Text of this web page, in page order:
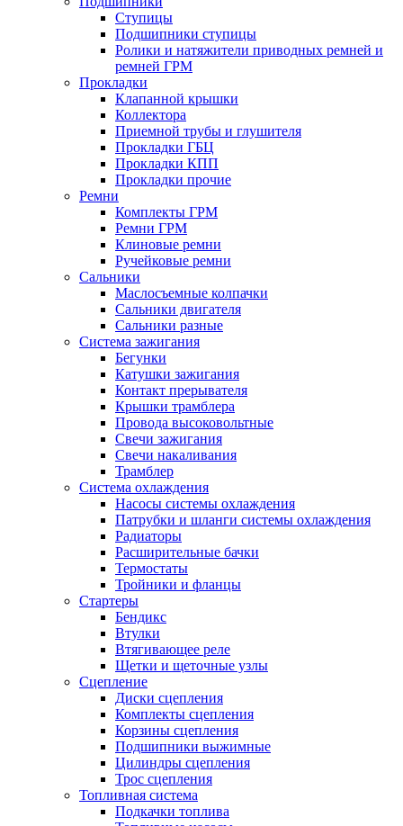
Ступицы
Подшипники ступицы
Ролики и натяжители приводных ремней и
ремней ГРМ
Прокладки
Клапанной крышки
Коллектора
Приемной трубы и глушителя
Прокладки ГБЦ
Прокладки КПП
Прокладки прочие
Ремни
Комплекты ГРМ
Ремни ГРМ
Клиновые ремни
Ручейковые ремни
Сальники
Маслосъемные колпачки
Сальники двигателя
Сальники разные
Система зажигания
Бегунки
Катушки зажигания
Контакт прерывателя
Крышки трамблера
Провода высоковольтные
Свечи зажигания
Свечи накаливания
Трамблер
Система охлаждения
Насосы системы охлаждения
Патрубки и шланги системы охлаждения
Радиаторы
Расширительные бачки
Термостаты
Тройники и фланцы
Стартеры
Бендикс
Втулки
Втягивающее реле
Щетки и щеточные узлы
Сцепление
Диски сцепления
Комплекты сцепления
Корзины сцепления
Подшипники выжимные
Цилиндры сцепления
Трос сцепления
Топливная система
Подкачки топлива